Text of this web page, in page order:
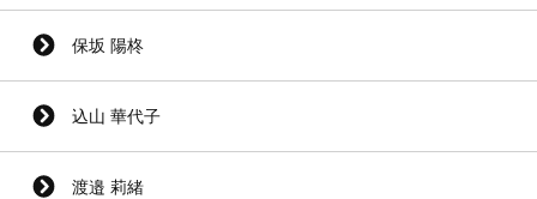
保坂 陽柊
込山 華代子
渡邉 莉緒